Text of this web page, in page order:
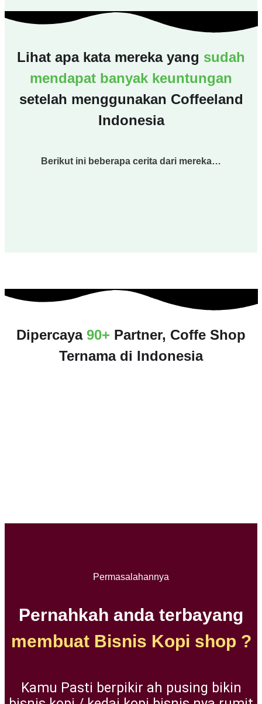
Lihat apa kata mereka yang sudah
mendapat banyak keuntungan
setelah menggunakan Coffeeland
Indonesia
Berikut ini beberapa cerita dari mereka…
Dipercaya 90+ Partner, Coffe Shop
Ternama di Indonesia
Permasalahannya
Pernahkah anda terbayang
membuat Bisnis Kopi shop ?
Kamu Pasti berpikir ah pusing bikin